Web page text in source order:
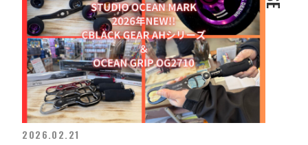
2026.02.21